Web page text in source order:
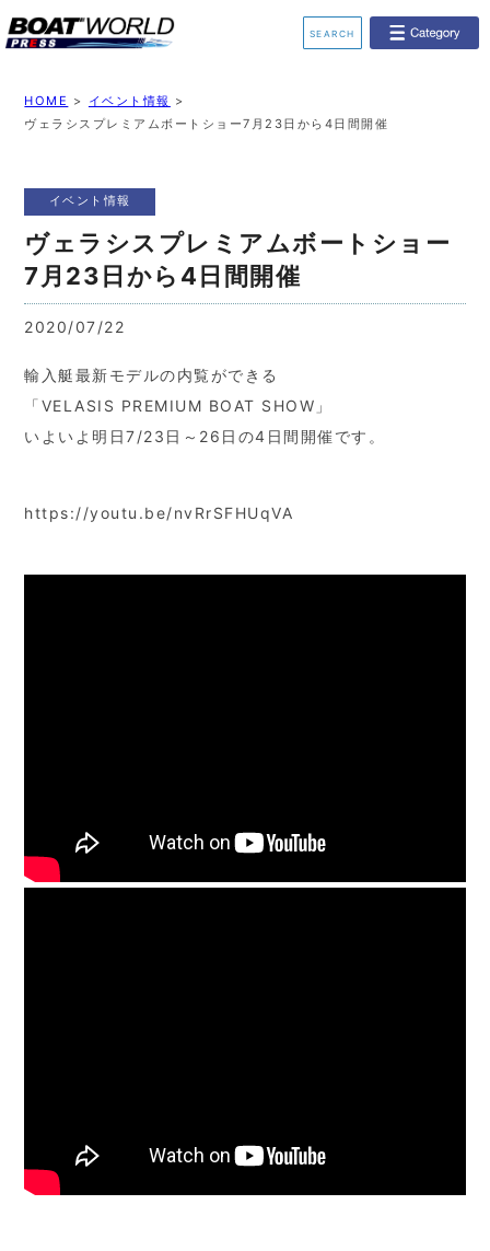
SEARCH
業界ニュース
ジェットスキー
動画チャンネル リクルート
HOME > イベント情報 >
ヴェラシスプレミアムボートショー7月23日から4日間開催
イベント情報
ヴェラシスプレミアムボートショー
7月23日から4日間開催
2020/07/22
輸入艇最新モデルの内覧ができる
「VELASIS PREMIUM BOAT SHOW」
いよいよ明日7/23日～26日の4日間開催です。
https://youtu.be/nvRrSFHUqVA